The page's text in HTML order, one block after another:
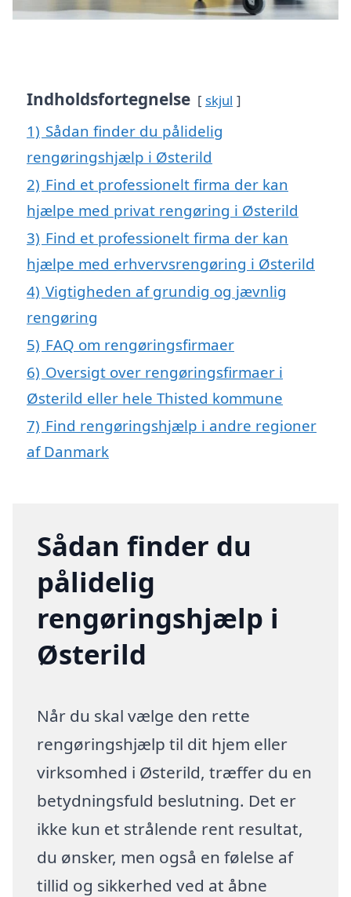
Indholdsfortegnelse skjul
1) Sådan finder du pålidelig
rengøringshjælp i Østerild
2) Find et professionelt firma der kan
hjælpe med privat rengøring i Østerild
3) Find et professionelt firma der kan
hjælpe med erhvervsrengøring i Østerild
4) Vigtigheden af grundig og jævnlig
rengøring
5) FAQ om rengøringsfirmaer
6) Oversigt over rengøringsfirmaer i
Østerild eller hele Thisted kommune
7) Find rengøringshjælp i andre regioner
af Danmark
Sådan finder du
pålidelig
rengøringshjælp i
Østerild
Når du skal vælge den rette
rengøringshjælp til dit hjem eller
virksomhed i Østerild, træffer du en
betydningsfuld beslutning. Det er
ikke kun et strålende rent resultat,
du ønsker, men også en følelse af
tillid og sikkerhed ved at åbne